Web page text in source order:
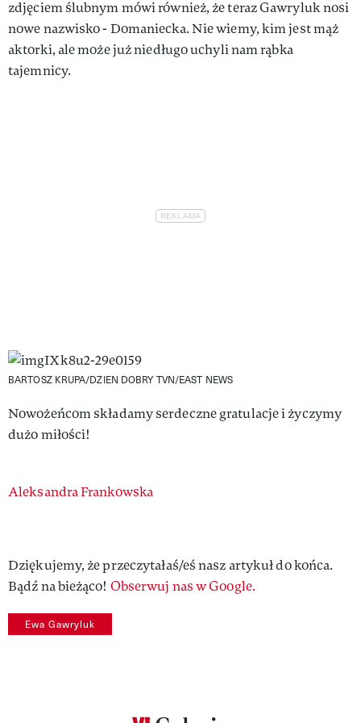
zdjęciem ślubnym mówi również, że teraz Gawryluk nosi
nowe nazwisko - Domaniecka. Nie wiemy, kim jest mąż
aktorki, ale może już niedługo uchyli nam rąbka
tajemnicy.
BARTOSZ KRUPA/DZIEN DOBRY TVN/EAST NEWS
Nowożeńcom składamy serdeczne gratulacje i życzymy
dużo miłości!
Authors
Aleksandra Frankowska
Dziękujemy, że przeczytałaś/eś nasz artykuł do końca.
Bądź na bieżąco! Obserwuj nas w Google.
Ewa Gawryluk